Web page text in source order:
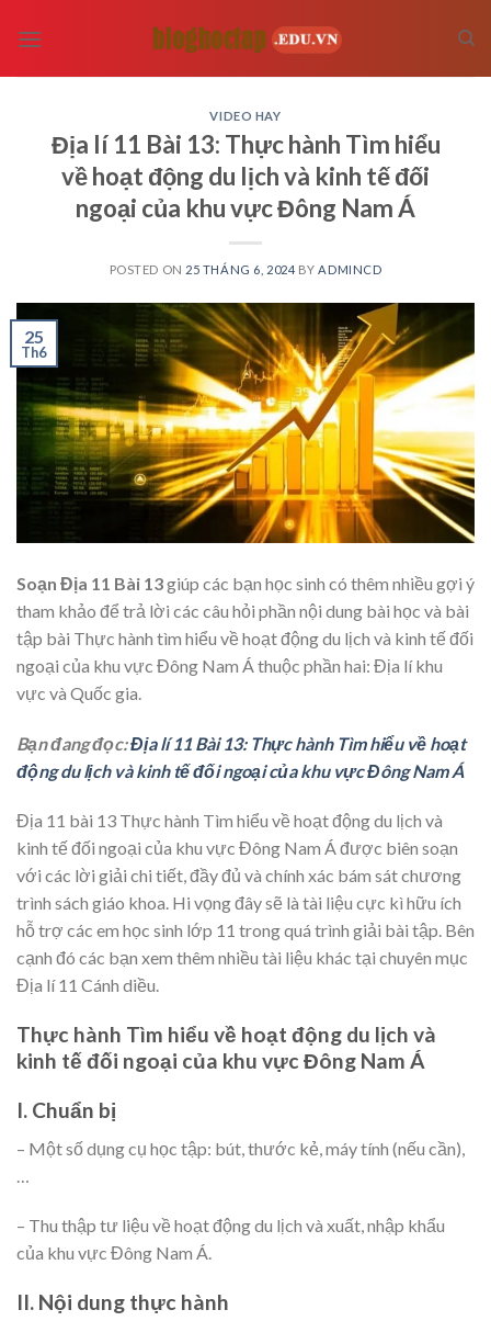
VIDEO HAY
Địa lí 11 Bài 13: Thực hành Tìm hiểu
về hoạt động du lịch và kinh tế đối
ngoại của khu vực Đông Nam Á
POSTED ON 25 THÁNG 6, 2024 BY ADMINCD
25
Th6
Soạn Địa 11 Bài 13giúp các bạn học sinh có thêm nhiều gợi ý
tham khảo để trả lời các câu hỏi phần nội dung bài học và bài
tập bài Thực hành tìm hiểu về hoạt động du lịch và kinh tế đối
ngoại của khu vực Đông Nam Á thuộc phần hai: Địa lí khu
vực và Quốc gia.
Bạn đang đọc:Địa lí 11 Bài 13: Thực hành Tìm hiểu về hoạt
động du lịch và kinh tế đối ngoại của khu vực Đông Nam Á
Địa 11 bài 13 Thực hành Tìm hiểu về hoạt động du lịch và
kinh tế đối ngoại của khu vực Đông Nam Á được biên soạn
với các lời giải chi tiết, đầy đủ và chính xác bám sát chương
trình sách giáo khoa. Hi vọng đây sẽ là tài liệu cực kì hữu ích
hỗ trợ các em học sinh lớp 11 trong quá trình giải bài tập. Bên
cạnh đó các bạn xem thêm nhiều tài liệu khác tại chuyên mục
Địa lí 11 Cánh diều.
Thực hành Tìm hiểu về hoạt động du lịch và
kinh tế đối ngoại của khu vực Đông Nam Á
I. Chuẩn bị
– Một số dụng cụ học tập: bút, thước kẻ, máy tính (nếu cần),
– Thu thập tư liệu về hoạt động du lịch và xuất, nhập khẩu
của khu vực Đông Nam Á.
II. Nội dung thực hành